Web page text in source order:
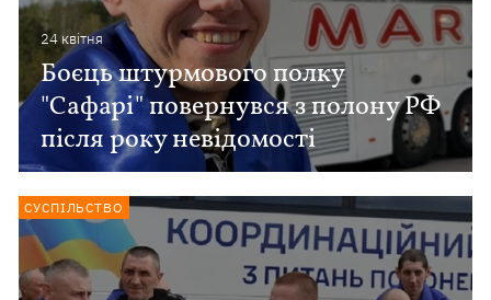
24 квiтня
Боєць штурмового полку
"Сафарі" повернувся з полону РФ
після року невідомості
СУСПІЛЬСТВО